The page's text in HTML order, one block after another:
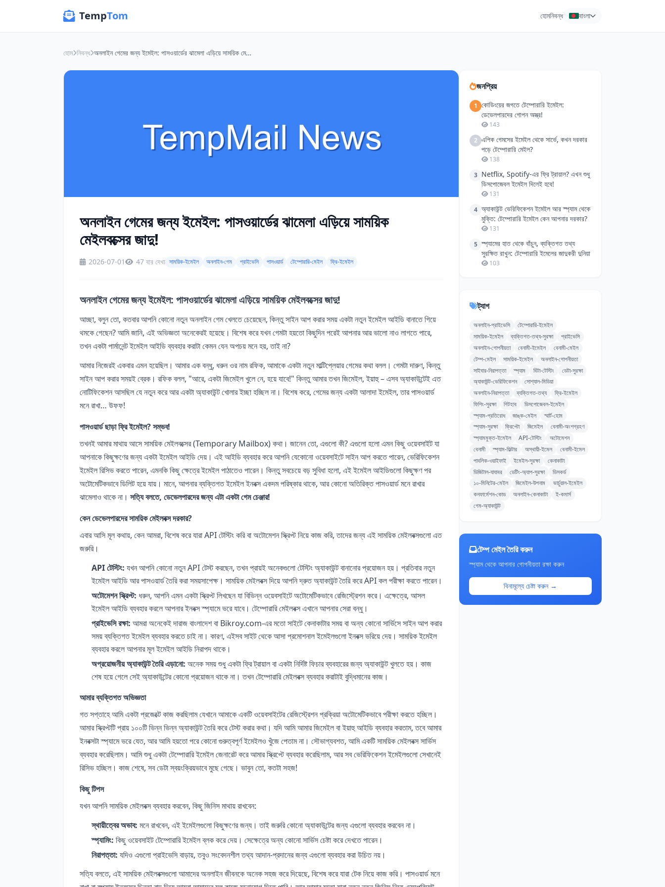
TempTom হোমনিবন্ধ বাংলা
হোম নিবন্ধ অনলাইন গেমের জন্য ইমেইল: পাসওয়ার্ডের ঝামেলা এড়িয়ে সাময়িক মেইলবক্সের জাদু!
অনলাইন গেমের জন্য ইমেইল: পাসওয়ার্ডের ঝামেলা এড়িয়ে সাময়িক
মেইলবক্সের জাদু!
2026-07-01 47 বার দেখা সাময়িক-ইমেইল অনলাইন-গেম প্রাইভেসি পাসওয়ার্ড টেম্পোরারি-মেইল ফ্রি-ইমেইল
অনলাইন গেমের জন্য ইমেইল: পাসওয়ার্ডের ঝামেলা এড়িয়ে সাময়িক মেইলবক্সের জাদু!
আচ্ছা, বলুন তো, কতবার আপনি কোনো নতুন অনলাইন গেম খেলতে চেয়েছেন, কিন্তু সাইন আপ করার সময় একটা নতুন ইমেইল আইডি বানাতে গিয়ে
থমকে গেছেন? আমি জানি, এই অভিজ্ঞতা অনেকেরই হয়েছে। বিশেষ করে যখন গেমটা হয়তো কিছুদিন পরেই আপনার আর ভালো নাও লাগতে পারে,
তখন একটা পার্মানেন্ট ইমেইল আইডি ব্যবহার করাটা কেমন যেন অপচয় মনে হয়, তাই না?
আমার নিজেরই একবার এমন হয়েছিল। আমার এক বন্ধু, ধরুন ওর নাম রফিক, আমাকে একটা নতুন মাল্টিপ্লেয়ার গেমের কথা বলল। গেমটা দারুণ, কিন্তু
সাইন আপ করার সময়ই ব্রেক। রফিক বলল, "আরে, একটা জিমেইল খুলে নে, হয়ে যাবে!" কিন্তু আমার তখন জিমেইল, ইয়াহু – এসব অ্যাকাউন্টেই এত
নোটিফিকেশন আসছিল যে নতুন করে আর একটা অ্যাকাউন্ট খোলার ইচ্ছা হচ্ছিল না। বিশেষ করে, গেমের জন্য একটা আলাদা ইমেইল, তার পাসওয়ার্ড
মনে রাখা… উফফ!
পাসওয়ার্ড ছাড়া ফ্রি ইমেইল? সম্ভব!
তখনই আমার মাথায় আসে সাময়িক মেইলবক্সের (Temporary Mailbox) কথা। জানেন তো, এগুলো কী? এগুলো হলো এমন কিছু ওয়েবসাইট যা
আপনাকে কিছুক্ষণের জন্য একটা ইমেইল আইডি দেয়। এই আইডি ব্যবহার করে আপনি যেকোনো ওয়েবসাইটে সাইন আপ করতে পারেন, ভেরিফিকেশন
ইমেইল রিসিভ করতে পারেন, এমনকি কিছু ক্ষেত্রে ইমেইল পাঠাতেও পারেন। কিন্তু সবচেয়ে বড় সুবিধা হলো, এই ইমেইল আইডিগুলো কিছুক্ষণ পর
অটোমেটিকভাবে ডিলিট হয়ে যায়। মানে, আপনার ব্যক্তিগত ইমেইল ইনবক্স একদম পরিষ্কার থাকে, আর কোনো অতিরিক্ত পাসওয়ার্ড মনে রাখার
ঝামেলাও থাকে না। সত্যি বলতে, ডেভেলপারদের জন্য এটা একটা গেম চেঞ্জার!
কেন ডেভেলপারদের সাময়িক মেইলবক্স দরকার?
এবার আসি মূল কথায়, কেন আমরা, বিশেষ করে যারা API টেস্টিং করি বা অটোমেশন স্ক্রিপ্ট নিয়ে কাজ করি, তাদের জন্য এই সাময়িক মেইলবক্সগুলো এত
জরুরি।
API টেস্টিং: যখন আপনি কোনো নতুন API টেস্ট করছেন, তখন প্রায়ই অনেকগুলো টেস্টিং অ্যাকাউন্ট বানানোর প্রয়োজন হয়। প্রতিবার নতুন
ইমেইল আইডি আর পাসওয়ার্ড তৈরি করা সময়সাপেক্ষ। সাময়িক মেইলবক্স দিয়ে আপনি দ্রুত অ্যাকাউন্ট তৈরি করে API কল পরীক্ষা করতে পারেন।
অটোমেশন স্ক্রিপ্ট: ধরুন, আপনি এমন একটা স্ক্রিপ্ট লিখছেন যা বিভিন্ন ওয়েবসাইটে অটোমেটিকভাবে রেজিস্ট্রেশন করে। এক্ষেত্রে, আসল
ইমেইল আইডি ব্যবহার করলে আপনার ইনবক্স স্প্যামে ভরে যাবে। টেম্পোরারি মেইলবক্স এখানে আপনার সেরা বন্ধু।
প্রাইভেসি রক্ষা: আমরা অনেকেই দারাজ বাংলাদেশ বা Bikroy.com-এর মতো সাইটে কেনাকাটার সময় বা অন্য কোনো সার্ভিসে সাইন আপ করার
সময় ব্যক্তিগত ইমেইল ব্যবহার করতে চাই না। কারণ, এইসব সাইট থেকে আসা প্রমোশনাল ইমেইলগুলো ইনবক্স ভরিয়ে দেয়। সাময়িক ইমেইল
ব্যবহার করলে আপনার মূল ইমেইল আইডি নিরাপদ থাকে।
অপ্রয়োজনীয় অ্যাকাউন্ট তৈরি এড়ানো: অনেক সময় শুধু একটা ফ্রি ট্রায়াল বা একটা নির্দিষ্ট ফিচার ব্যবহারের জন্য অ্যাকাউন্ট খুলতে হয়। কাজ
শেষ হয়ে গেলে সেই অ্যাকাউন্টের কোনো প্রয়োজন থাকে না। তখন টেম্পোরারি মেইলবক্স ব্যবহার করাটাই বুদ্ধিমানের কাজ।
আমার ব্যক্তিগত অভিজ্ঞতা
গত সপ্তাহে আমি একটা প্রজেক্টে কাজ করছিলাম যেখানে আমাকে একটি ওয়েবসাইটের রেজিস্ট্রেশন প্রক্রিয়া অটোমেটিকভাবে পরীক্ষা করতে হচ্ছিল।
আমার স্ক্রিপ্টটি প্রায় ১০০টি ভিন্ন ভিন্ন অ্যাকাউন্ট তৈরি করে টেস্ট করার কথা। যদি আমি আমার জিমেইল বা ইয়াহু আইডি ব্যবহার করতাম, তবে আমার
ইনবক্সটা স্প্যামে ভরে যেত, আর আমি হয়তো পরে কোনো গুরুত্বপূর্ণ ইমেইলও খুঁজে পেতাম না। সৌভাগ্যবশত, আমি একটি সাময়িক মেইলবক্স সার্ভিস
ব্যবহার করেছিলাম। আমি শুধু একটা টেম্পোরারি ইমেইল জেনারেট করে আমার স্ক্রিপ্টে ব্যবহার করেছিলাম, আর সব ভেরিফিকেশন ইমেইলগুলো সেখানেই
রিসিভ হচ্ছিল। কাজ শেষে, সব ডেটা স্বয়ংক্রিয়ভাবে মুছে গেছে। ভাবুন তো, কতটা সহজ!
কিছু টিপস
যখন আপনি সাময়িক মেইলবক্স ব্যবহার করবেন, কিছু জিনিস মাথায় রাখবেন:
স্থায়ীত্বের অভাব: মনে রাখবেন, এই ইমেইলগুলো কিছুক্ষণের জন্য। তাই জরুরি কোনো অ্যাকাউন্টের জন্য এগুলো ব্যবহার করবেন না।
স্প্যামিং: কিছু ওয়েবসাইট টেম্পোরারি ইমেইল ব্লক করে দেয়। সেক্ষেত্রে অন্য কোনো সার্ভিস চেষ্টা করে দেখতে পারেন।
নিরাপত্তা: যদিও এগুলো প্রাইভেসি বাড়ায়, তবুও সংবেদনশীল তথ্য আদান-প্রদানের জন্য এগুলো ব্যবহার করা উচিত নয়।
সত্যি বলতে, এই সাময়িক মেইলবক্সগুলো আমাদের অনলাইন জীবনকে অনেক সহজ করে দিয়েছে, বিশেষ করে যারা টেক নিয়ে কাজ করি। পাসওয়ার্ড মনে
জনপ্রিয়
1 কোডিংয়ের জগতে টেম্পোরারি ইমেইল:
ডেভেলপারদের গোপন অস্ত্র!
143
2 এপিক গেমসের ইমেইল থেকে সার্ভে, কখন দরকার
পড়ে টেম্পোরারি মেইল?
138
3 Netflix, Spotify-এর ফ্রি ট্রায়াল? এখন শুধু
ডিসপোজেবল ইমেইল দিলেই হবে!
131
4 অ্যাকাউন্ট ভেরিফিকেশন ইমেইল আর স্প্যাম থেকে
মুক্তি: টেম্পোরারি ইমেইল কেন আপনার দরকার?
131
5 স্প্যামের হাত থেকে বাঁচুন, ব্যক্তিগত তথ্য
সুরক্ষিত রাখুন: টেম্পোরারি ইমেলের জাদুকরী দুনিয়া
103
ট্যাগ
অনলাইন-প্রাইভেসি
টেম্পোরারি-ইমেইল
সাময়িক-ইমেইল
ব্যক্তিগত-তথ্য-সুরক্ষা
প্রাইভেসি
অনলাইন-গোপনীয়তা
বেনামী-ইমেইল
বেনামী-মেইল
টেম্প-মেইল
সাময়িক-ইমেইল
অনলাইন-গোপনীয়তা
সাইবার-নিরাপত্তা
স্প্যাম বিটা-টেস্টিং
ডেটা-সুরক্ষা
অ্যাকাউন্ট-ভেরিফিকেশন
সোশ্যাল-মিডিয়া
অনলাইন-নিরাপত্তা
ব্যক্তিগত-তথ্য
ফ্রি-ইমেইল
ফিশিং-সুরক্ষা
গিটহাব
ডিসপোজেবল-ইমেইল
স্প্যাম-প্রতিরোধ
জাঙ্ক-মেইল
স্মার্ট-হোম
স্প্যাম-সুরক্ষা
ক্রিপ্টো জিমেইল
বেনামী-অংশগ্রহণ
স্প্যামমুক্ত-ইমেইল
API-টেস্টিং
অটোমেশন
বেনামী
স্প্যাম-ফিল্টার অস্থায়ী-ইমেল
বেনামী-ইমেল
পাবলিক-ওয়াইফাই
ইমেইল-সুরক্ষা
কেনাকাটা
ডিজিটাল-যাযাবর
ডেটিং-অ্যাপ-সুরক্ষা
ডিসকর্ড
১০-মিনিটের-মেইল
জিমেইল-উপনাম
ভার্চুয়াল-ইমেইল
কনফার্মেশন-কোড
অনলাইন-কেনাকাটা
ই-কমার্স
গেম-অ্যাকাউন্ট
টেম্প মেইল তৈরি করুন
স্প্যাম থেকে আপনার গোপনীয়তা রক্ষা করুন
বিনামূল্যে চেষ্টা করুন →